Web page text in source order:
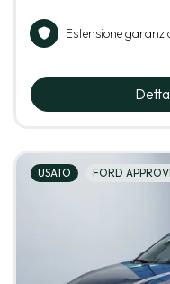
Estensione
USATO FORD